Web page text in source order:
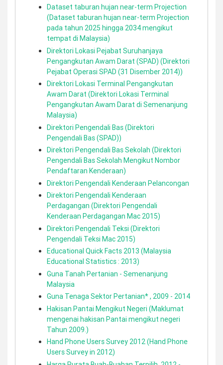
Dataset taburan hujan near-term Projection
(Dataset taburan hujan near-term Projection
pada tahun 2025 hingga 2034 mengikut
tempat di Malaysia)
Direktori Lokasi Pejabat Suruhanjaya
Pengangkutan Awam Darat (SPAD) (Direktori
Pejabat Operasi SPAD (31 Disember 2014))
Direktori Lokasi Terminal Pengangkutan
Awam Darat (Direktori Lokasi Terminal
Pengangkutan Awam Darat di Semenanjung
Malaysia)
Direktori Pengendali Bas (Direktori
Pengendali Bas (SPAD))
Direktori Pengendali Bas Sekolah (Direktori
Pengendali Bas Sekolah Mengikut Nombor
Pendaftaran Kenderaan)
Direktori Pengendali Kenderaan Pelancongan
Direktori Pengendali Kenderaan
Perdagangan (Direktori Pengendali
Kenderaan Perdagangan Mac 2015)
Direktori Pengendali Teksi (Direktori
Pengendali Teksi Mac 2015)
Educational Quick Facts 2013 (Malaysia
Educational Statistics : 2013)
Guna Tanah Pertanian - Semenanjung
Malaysia
Guna Tenaga Sektor Pertanian* , 2009 - 2014
Hakisan Pantai Mengikut Negeri (Maklumat
mengenai hakisan Pantai mengikut negeri
Tahun 2009.)
Hand Phone Users Survey 2012 (Hand Phone
Users Survey in 2012)